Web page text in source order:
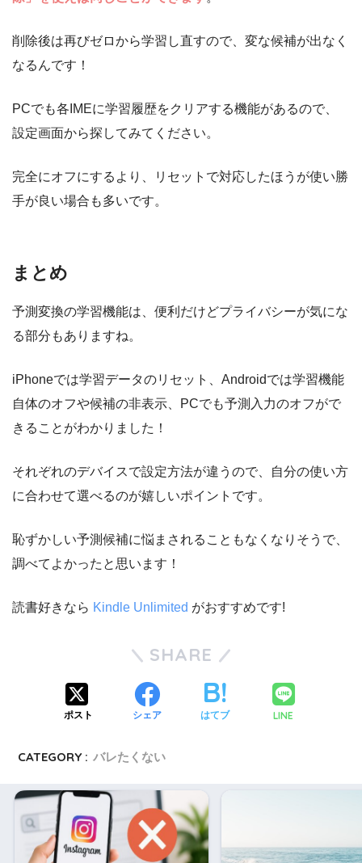
削除後は再びゼロから学習し直すので、変な候補が出なく
なるんです！
PCでも各IMEに学習履歴をクリアする機能があるので、
設定画面から探してみてください。
完全にオフにするより、リセットで対応したほうが使い勝
手が良い場合も多いです。
まとめ
予測変換の学習機能は、便利だけどプライバシーが気にな
る部分もありますね。
iPhoneでは学習データのリセット、Androidでは学習機能
自体のオフや候補の非表示、PCでも予測入力のオフがで
きることがわかりました！
それぞれのデバイスで設定方法が違うので、自分の使い方
に合わせて選べるのが嬉しいポイントです。
恥ずかしい予測候補に悩まされることもなくなりそうで、
調べてよかったと思います！
読書好きなら Kindle Unlimited がおすすめです!
SHARE
ポスト シェア はてブ LINE
CATEGORY : バレたくない